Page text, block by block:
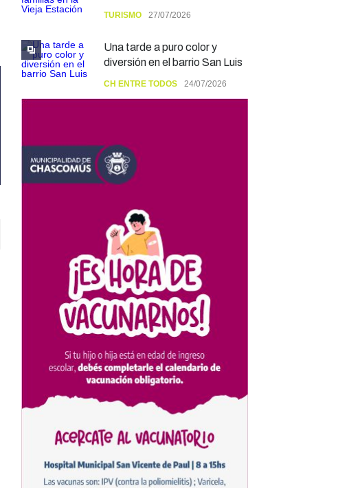
TURISMO 27/07/2026
Una tarde a puro color y
diversión en el barrio San Luis
CH ENTRE TODOS 24/07/2026